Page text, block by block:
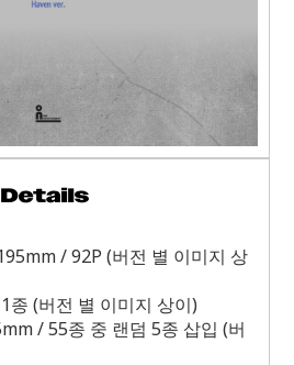
/ 92P (버전 별 이미지 상
종 (버전 별 이미지 상이)
/ 55종 중 랜덤 5종 삽입 (버